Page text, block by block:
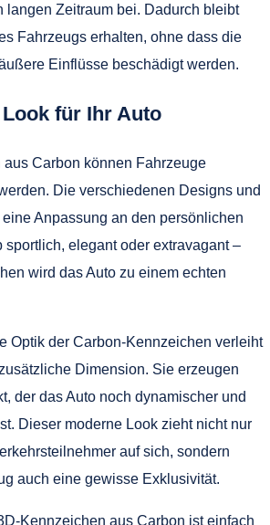
langen Zeitraum bei. Dadurch bleibt
Fahrzeugs erhalten, ohne dass die
Einflüsse beschädigt werden.
für Ihr Auto
Carbon können Fahrzeuge
Die verschiedenen Designs und
Anpassung an den persönlichen
sportlich, elegant oder extravagant –
wird das Auto zu einem echten
Optik der Carbon-Kennzeichen verleiht
Dimension. Sie erzeugen
der das Auto noch dynamischer und
Dieser moderne Look zieht nicht nur
auf sich, sondern
auch eine gewisse Exklusivität.
Kennzeichen aus Carbon ist einfach